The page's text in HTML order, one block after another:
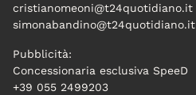
cristianomeoni@t24quotidiano.it
simonabandino@t24quotidiano.it
Pubblicità:
Concessionaria esclusiva SpeeD
+39 055 2499203